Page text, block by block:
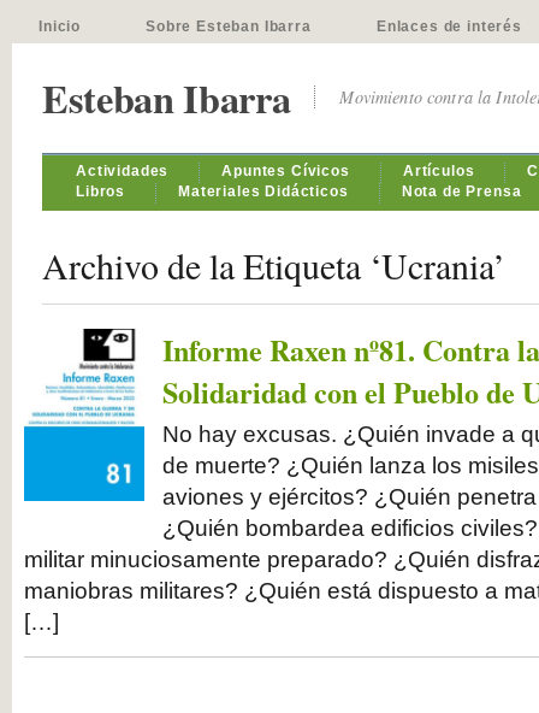
Inicio Sobre Esteban Ibarra Enlaces de interés
Esteban Ibarra Movimiento contra la
Actividades Apuntes Cívicos Artículos
Libros
Materiales Didácticos Nota de Prensa
Archivo de la Etiqueta ‘Ucrania’
Informe Raxen nº81. Contra
Solidaridad con el Pueblo de
No hay excusas. ¿Quién invade a
de muerte? ¿Quién lanza los
aviones y ejércitos? ¿Quién
¿Quién bombardea edificios
militar minuciosamente preparado? ¿Quién
maniobras militares? ¿Quién está dispuesto a
[…]